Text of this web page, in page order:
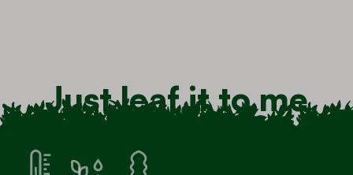
Da wir den gesamten Anbauprozess selbst verwalten, gibt es
keine externen Lieferanten und Händler, die den Preis in die
Höhe treiben. So erhalten Sie bei uns immer das beste Preis-
Just leaf it to me